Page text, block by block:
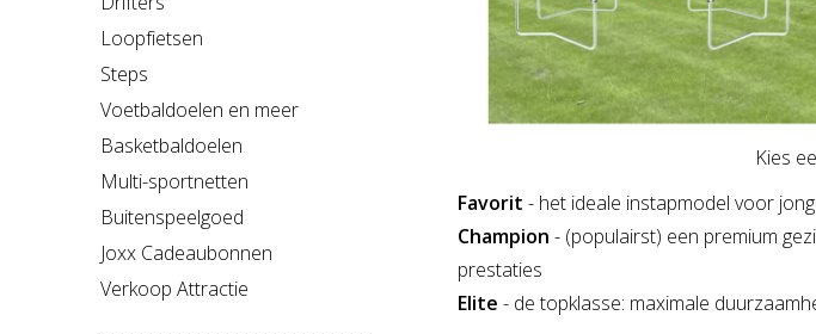
Loopfietsen
Steps
Voetbaldoelen en meer
Basketbaldoelen
Multi-sportnetten
Buitenspeelgoed
Joxx Cadeaubonnen
Verkoop Attractie
Kies
Favorit - het ideale instapmodel voor
Champion - (populairst) een premium
prestaties
Elite - de topklasse: maximale